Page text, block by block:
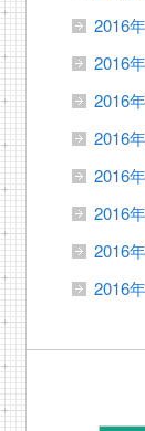
2016
2016
2016
2016
2016
2016
2016
2016